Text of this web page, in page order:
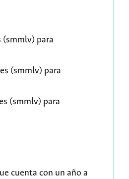
(smmlv) para
(smmlv) para
(smmlv) para
cuenta con un año a